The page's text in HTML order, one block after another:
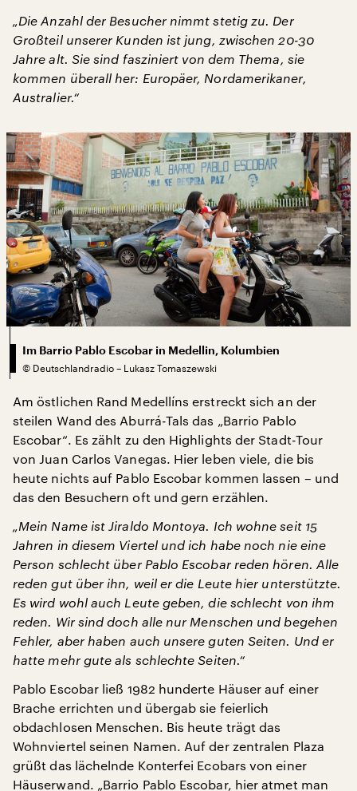
„Die Anzahl der Besucher nimmt stetig zu. Der
Großteil unserer Kunden ist jung, zwischen 20-30
Jahre alt. Sie sind fasziniert von dem Thema, sie
kommen überall her: Europäer, Nordamerikaner,
Australier.“
Im Barrio Pablo Escobar in Medellin, Kolumbien
© Deutschlandradio – Lukasz Tomaszewski
Am östlichen Rand Medellíns erstreckt sich an der
steilen Wand des Aburrá-Tals das „Barrio Pablo
Escobar“. Es zählt zu den Highlights der Stadt-Tour
von Juan Carlos Vanegas. Hier leben viele, die bis
heute nichts auf Pablo Escobar kommen lassen – und
das den Besuchern oft und gern erzählen.
„Mein Name ist Jiraldo Montoya. Ich wohne seit 15
Jahren in diesem Viertel und ich habe noch nie eine
Person schlecht über Pablo Escobar reden hören. Alle
reden gut über ihn, weil er die Leute hier unterstützte.
Es wird wohl auch Leute geben, die schlecht von ihm
reden. Wir sind doch alle nur Menschen und begehen
Fehler, aber haben auch unsere guten Seiten. Und er
hatte mehr gute als schlechte Seiten.“
Pablo Escobar ließ 1982 hunderte Häuser auf einer
Brache errichten und übergab sie feierlich
obdachlosen Menschen. Bis heute trägt das
Wohnviertel seinen Namen. Auf der zentralen Plaza
grüßt das lächelnde Konterfei Ecobars von einer
Häuserwand. „Barrio Pablo Escobar, hier atmet man